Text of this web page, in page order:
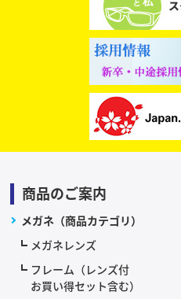
商品のご案内
メガネ（商品カテゴリ）
メガネレンズ
フレーム（レンズ付
お買い得セット含む）